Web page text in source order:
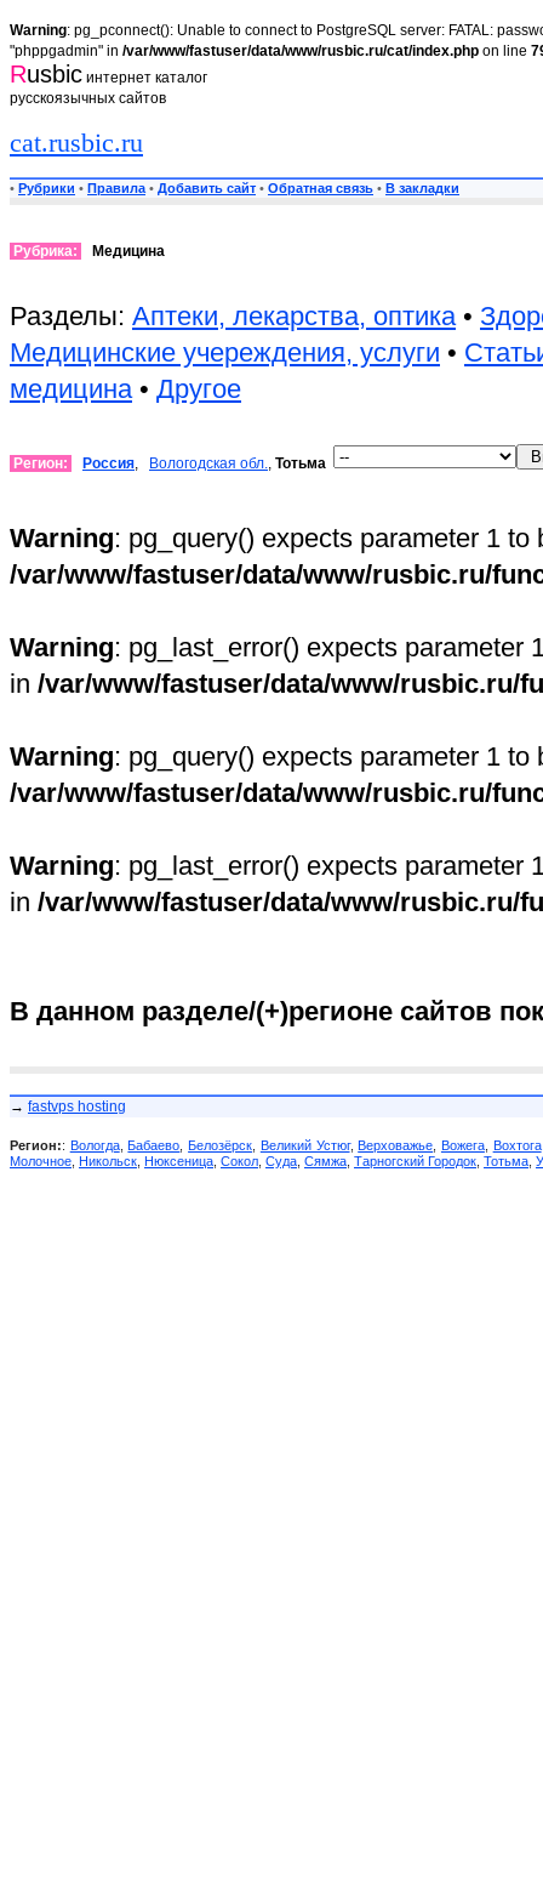
Warning: pg_pconnect(): Unable to connect to PostgreSQL server: FATAL:
"phppgadmin" in /var/www/fastuser/data/www/rusbic.ru/cat/index.php on line
Rusbic интернет каталог
русскоязычных сайтов
cat.rusbic.ru
• Рубрики • Правила • Добавить сайт • Обратная связь • В закладки
Рубрика: Медицина
Разделы: Аптеки, лекарства, оптика•
Медицинские учереждения, услуги •
медицина• Другое
Регион: Россия, Вологодская обл., Тотьма
Warning: pg_query() expects parameter 1
/var/www/fastuser/data/www/rusbic.ru/
Warning: pg_last_error() expects parameter
in /var/www/fastuser/data/www/rusbic.ru/
Warning: pg_query() expects parameter 1
/var/www/fastuser/data/www/rusbic.ru/
Warning: pg_last_error() expects parameter
in /var/www/fastuser/data/www/rusbic.ru/
В данном разделе/(+)регионе сайтов
→ fastvps hosting
Регион:: Вологда,Бабаево ,Белозёрск Великий Устюг,Верховажье Вожега, Вохтога
Молочное Никольск Нюксеница Сокол Суда Сямжа Тарногский Городок Тотьма